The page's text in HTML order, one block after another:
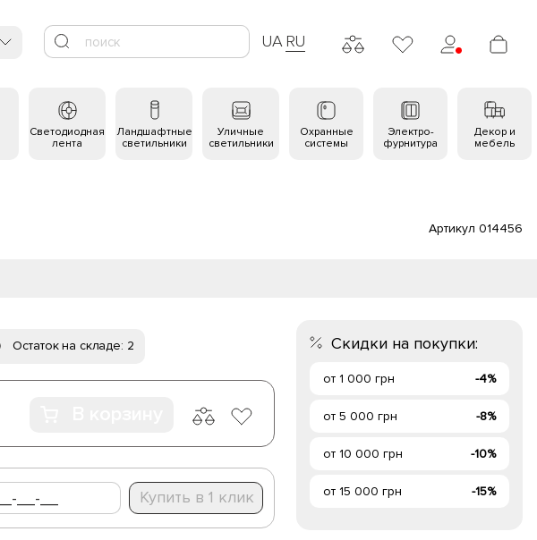
UA RU
Светодиодная
лента
Ландшафтные
светильники
Уличные
светильники
Охранные
системы
Электро-
фурнитура
Декор и
мебель
Артикул 014456
Остаток на складе: 2
Купить в 1 клик
Скидки на покупки:
от 1 000 грн -4%
от 5 000 грн -8%
от 10 000 грн -10%
от 15 000 грн -15%